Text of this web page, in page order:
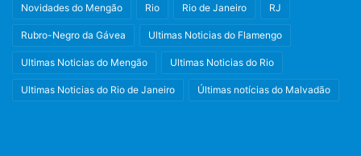
Novidades do Mengão Rio Rio de Janeiro RJ
Rubro-Negro da Gávea Ultimas Noticias do Flamengo
Ultimas Noticias do Mengão Ultimas Noticias do Rio
Ultimas Noticias do Rio de Janeiro Últimas notícias do Malvadão